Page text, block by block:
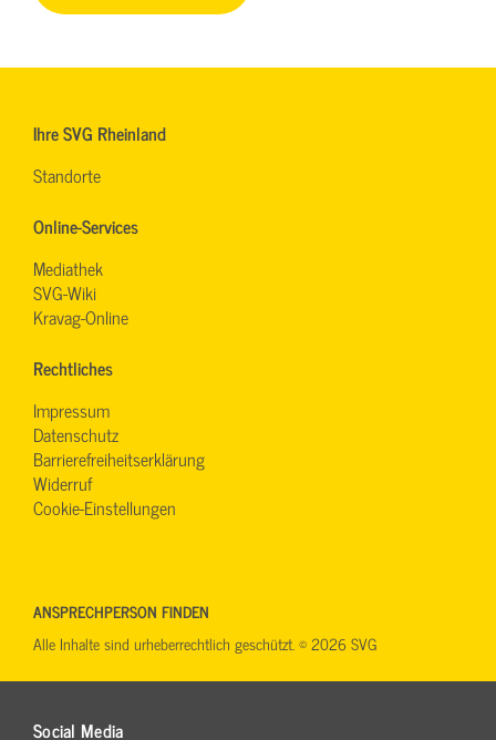
Ihre SVG Rheinland
Standorte
Online-Services
Mediathek
SVG-Wiki
Kravag-Online
Rechtliches
Impressum
Datenschutz
Barrierefreiheitserklärung
Widerruf
Cookie-Einstellungen
Social Media
ANSPRECHPERSON FINDEN
Alle Inhalte sind urheberrechtlich geschützt. © 2026 SVG